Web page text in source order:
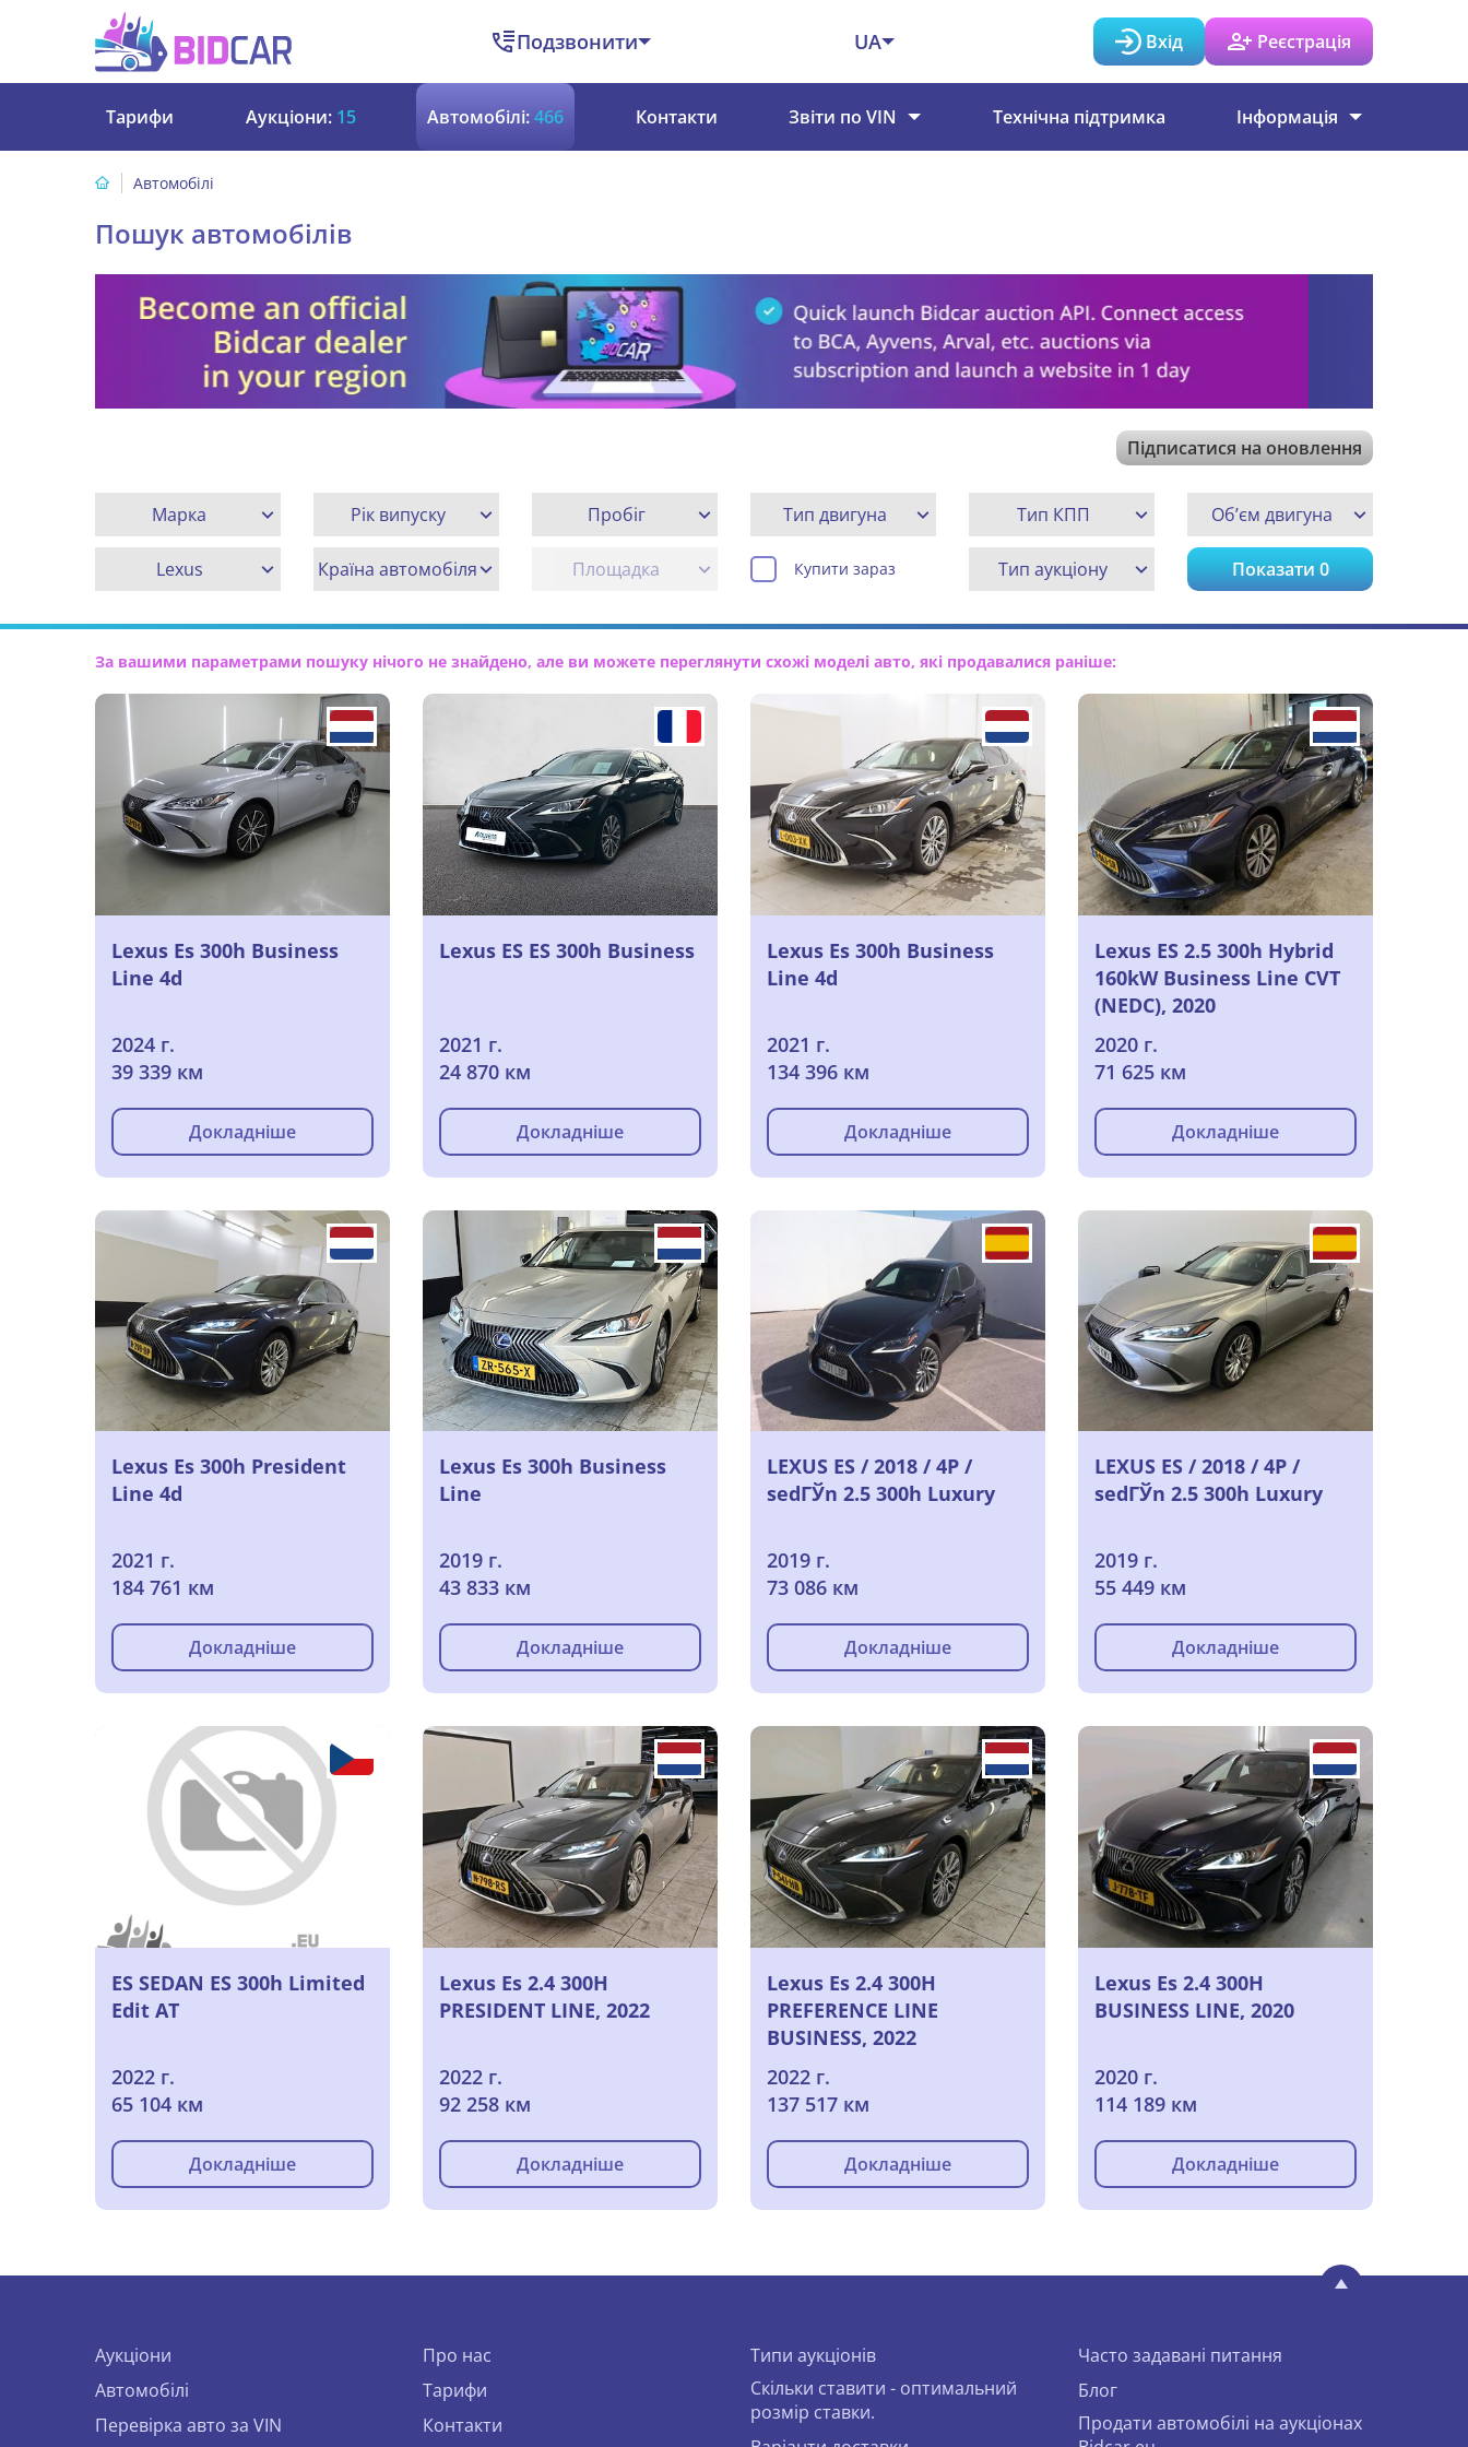
Подзвонити UA Вхід Реєстрація
Тарифи Аукціони: 15 Автомобілі:466 Контакти Звіти по VIN Технічна підтримка Інформація
Автомобілі
Пошук автомобілів
Підписатися на оновлення
Марка
Lexus
Рік випуску Пробіг Тип двигуна Тип КПП Об’єм двигуна
Країна автомобіля Площадка Купити зараз Тип аукціону Показати0
За вашими параметрами пошуку нічого не знайдено, але ви можете переглянути схожі моделі авто, які продавалися раніше:
Lexus Es 300h Business
Line 4d
2024 г.
39 339 км
Докладніше
Lexus ES ES 300h Business
2021 г.
24 870 км
Докладніше
Lexus Es 300h Business
Line 4d
2021 г.
134 396 км
Докладніше
Lexus ES 2.5 300h Hybrid
160kW Business Line CVT
(NEDC), 2020
2020 г.
71 625 км
Докладніше
Lexus Es 300h President
Line 4d
2021 г.
184 761 км
Докладніше
Lexus Es 300h Business
Line
2019 г.
43 833 км
Докладніше
LEXUS ES / 2018 / 4P /
sedГЎn 2.5 300h Luxury
2019 г.
73 086 км
Докладніше
LEXUS ES / 2018 / 4P /
sedГЎn 2.5 300h Luxury
2019 г.
55 449 км
Докладніше
ES SEDAN ES 300h Limited
Edit AT
2022 г.
65 104 км
Докладніше
Lexus Es 2.4 300H
PRESIDENT LINE, 2022
2022 г.
92 258 км
Докладніше
Lexus Es 2.4 300H
PREFERENCE LINE
BUSINESS, 2022
2022 г.
137 517 км
Докладніше
Lexus Es 2.4 300H
BUSINESS LINE, 2020
2020 г.
114 189 км
Докладніше
Аукціони
Автомобілі
Перевірка авто за VIN
Про нас
Тарифи
Контакти
Типи аукціонів
Скільки ставити - оптимальний
розмір ставки.
Часто задавані питання
Блог
Продати автомобілі на аукціонах